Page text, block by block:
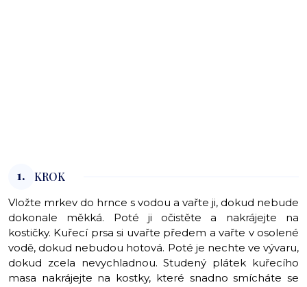
1. KROK
Vložte mrkev do hrnce s vodou a vařte ji, dokud nebude
dokonale měkká. Poté ji očistěte a nakrájejte na
kostičky. Kuřecí prsa si uvařte předem a vařte v osolené
vodě, dokud nebudou hotová. Poté je nechte ve vývaru,
dokud zcela nevychladnou. Studený plátek kuřecího
masa nakrájejte na kostky, které snadno smícháte se